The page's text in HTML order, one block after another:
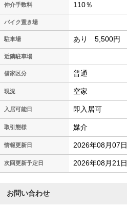
仲介手数料 110％
バイク置き場
駐車場 あり 5,500円
近隣駐車場
借家区分 普通
現況 空家
入居可能日 即入居可
取引態様 媒介
情報更新日 2026年08月07日
次回更新予定日 2026年08月21日
お問い合わせ